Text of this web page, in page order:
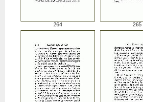
264 265